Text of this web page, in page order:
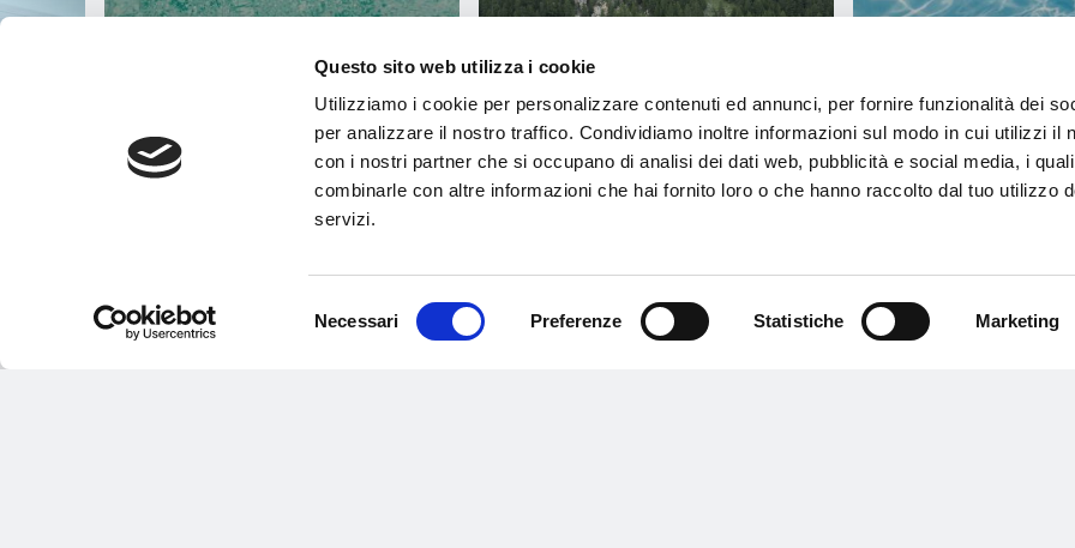
Questo sito web utilizza i cookie
Utilizziamo i cookie per personalizzare contenuti ed annunci, per fornire funzionalità dei
per analizzare il nostro traffico. Condividiamo inoltre informazioni sul modo in cui utilizzi il
con i nostri partner che si occupano di analisi dei dati web, pubblicità e social media, i
combinarle con altre informazioni che hai fornito loro o che hanno raccolto dal tuo utilizzo
servizi.
Necessari Preferenze Statistiche Marketing
IL PARCO
SPORTIVO PIÙ
METRI LA
EUROPEI DI NUOTO 2026: LE
MEDAGLIE SI COSTRUISCONO IN
ORARI DI APERTURA AQUAGRANDA
ESTATE 2026
TORNEO